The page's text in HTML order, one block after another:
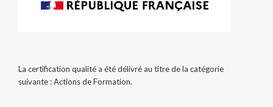
La certification qualité a été délivré au titre de la catégorie
suivante : Actions de Formation.